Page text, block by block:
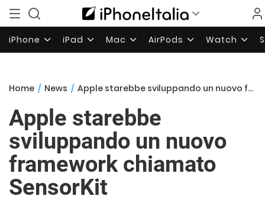
iPhone iPad Mac AirPods Watch
Home / News / Apple starebbe sviluppando un nuovo framework chiamato SensorKit
Apple starebbe
sviluppando un nuovo
framework chiamato
SensorKit